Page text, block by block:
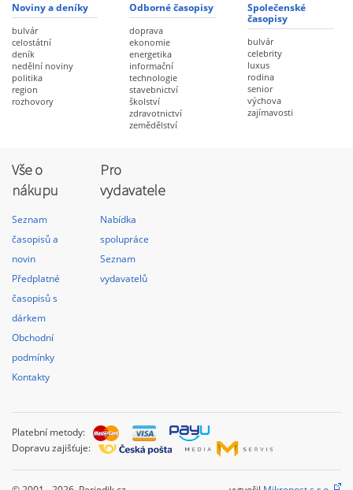
Noviny a deníky
bulvár
celostátní
deník
nedělní noviny
politika
region
rozhovory
Odborné časopisy
doprava
ekonomie
energetika
informační
technologie
stavebnictví
školství
zdravotnictví
zemědělství
Společenské
časopisy
bulvár
celebrity
luxus
rodina
senior
výchova
zajímavosti
Vše o
nákupu
Seznam
časopisů a
novin
Předplatné
časopisů s
dárkem
Obchodní
podmínky
Kontakty
Pro
vydavatele
Nabídka
spolupráce
Seznam
vydavatelů
Platební metody:
Dopravu zajišťuje: